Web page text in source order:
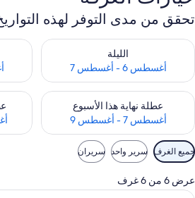
تحقق من مدى التوفر لهذه
الليلة
أغسطس 6 - أغسطس 7
تحقق من مدى التوفر لليلة للفترة أغسطس 6 - أغسطس 7
تحقق
عطلة نهاية هذا الأسبوع
أغسطس 7 - أغسطس 9
تحقق من مدى التوفر لعطلة نهاية هذا الأسبوع
تحقق
عوامل
التصفية
المتاحة
للغرف
جميع الغرف سرير واحد سريران
عرض 6 من 6 غرف